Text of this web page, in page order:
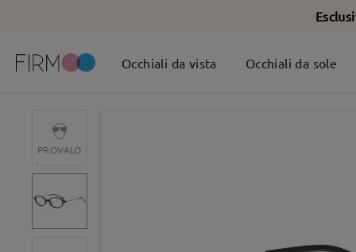
Occhiali da vista Occhiali da sole
PROVALO